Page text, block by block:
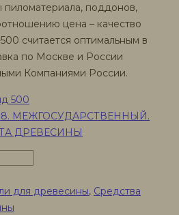
пиломатериала, поддонов,
цена – качество
считается оптимальным в
по Москве и России
Компаниями России.
500
МЕЖГОСУДАРСТВЕННЫЙ.
ДРЕВЕСИНЫ
для древесины, Средства